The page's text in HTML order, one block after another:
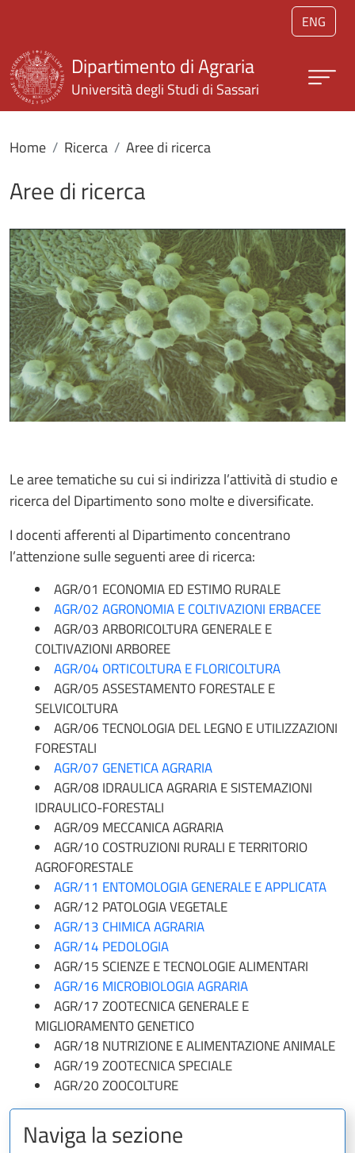
Salta al contenuto principale
ENG
Dipartimento di Agraria
Università degli Studi di Sassari
Home Ricerca Aree di ricerca
Aree di ricerca
Le aree tematiche su cui si indirizza l’attività di studio e
ricerca del Dipartimento sono molte e diversificate.
I docenti afferenti al Dipartimento concentrano
l’attenzione sulle seguenti aree di ricerca:
AGR/01 ECONOMIA ED ESTIMO RURALE
AGR/02 AGRONOMIA E COLTIVAZIONI ERBACEE
AGR/03 ARBORICOLTURA GENERALE E
COLTIVAZIONI ARBOREE
AGR/04 ORTICOLTURA E FLORICOLTURA
AGR/05 ASSESTAMENTO FORESTALE E
SELVICOLTURA
AGR/06 TECNOLOGIA DEL LEGNO E UTILIZZAZIONI
FORESTALI
AGR/07 GENETICA AGRARIA
AGR/08 IDRAULICA AGRARIA E SISTEMAZIONI
IDRAULICO-FORESTALI
AGR/09 MECCANICA AGRARIA
AGR/10 COSTRUZIONI RURALI E TERRITORIO
AGROFORESTALE
AGR/11 ENTOMOLOGIA GENERALE E APPLICATA
AGR/12 PATOLOGIA VEGETALE
AGR/13 CHIMICA AGRARIA
AGR/14 PEDOLOGIA
AGR/15 SCIENZE E TECNOLOGIE ALIMENTARI
AGR/16 MICROBIOLOGIA AGRARIA
AGR/17 ZOOTECNICA GENERALE E
MIGLIORAMENTO GENETICO
AGR/18 NUTRIZIONE E ALIMENTAZIONE ANIMALE
AGR/19 ZOOTECNICA SPECIALE
AGR/20 ZOOCOLTURE
Naviga la sezione